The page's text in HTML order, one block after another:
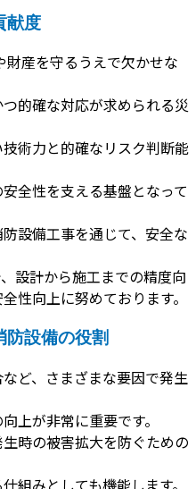
献度
産を守るうえで欠かせな
的確な対応が求められる災
術力と的確なリスク判断能
全性を支える基盤となって
設備工事を通じて、安全な
設計から施工までの精度向
性向上に努めております。
防設備の役割
ど、さまざまな要因で発生
上が非常に重要です。
時の被害拡大を防ぐための
組みとしても機能します。